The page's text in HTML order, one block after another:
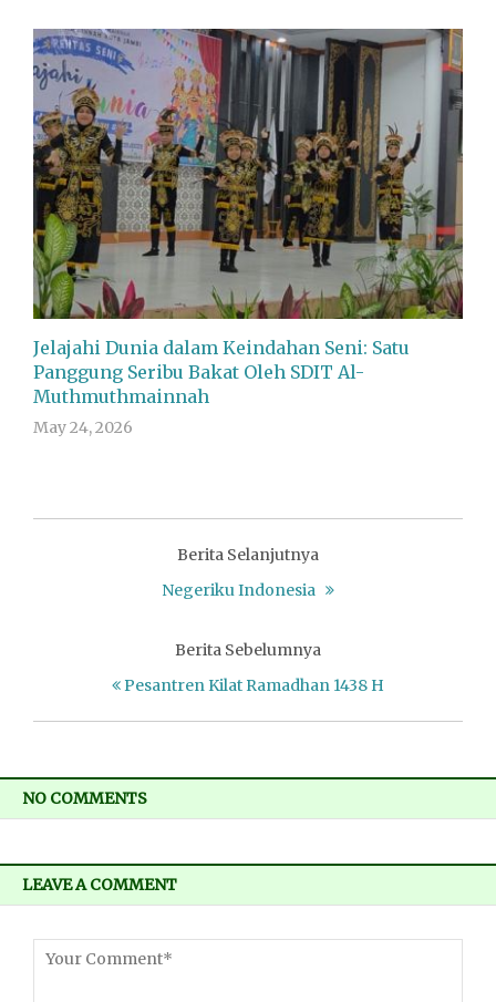
Jelajahi Dunia dalam Keindahan Seni: Satu
Panggung Seribu Bakat Oleh SDIT Al-
Muthmuthmainnah
May 24, 2026
Berita Selanjutnya
Negeriku Indonesia
Berita Sebelumnya
Pesantren Kilat Ramadhan 1438 H
NO COMMENTS
LEAVE A COMMENT